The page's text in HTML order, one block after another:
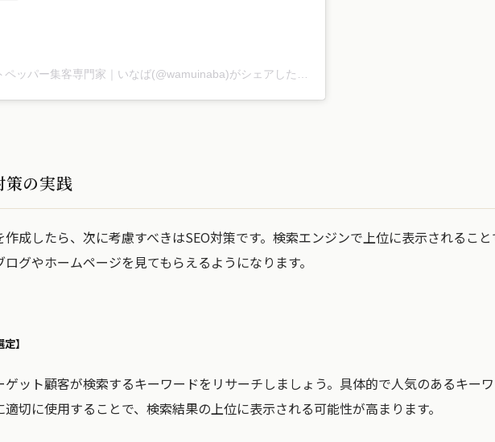
策の実践
成したら、次に考慮すべきはSEO対策です。検索エンジンで上位に表示されること
グやホームページを見てもらえるようになります。
】
ット顧客が検索するキーワードをリサーチしましょう。具体的で人気のあるキー
切に使用することで、検索結果の上位に表示される可能性が高まります。